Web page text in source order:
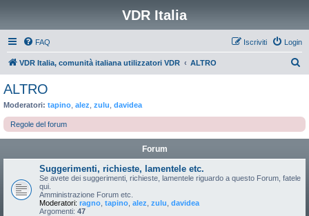
VDR Italia
FAQ Login
Iscriviti
VDR Italia, comunità italiana utilizzatori VDR ALTRO
a
ALTRO
Moderatori: tapino alez zulu davidea
Regole del forum
Forum
Suggerimenti, richieste, lamentele etc.
Se avete dei suggerimenti, richieste, lamentele riguardo a questo Forum, fatele
qui.
Amministrazione Forum etc.
Moderatori: ragno tapino alez zulu davidea
Argomenti: 47